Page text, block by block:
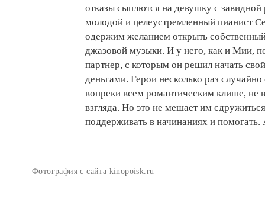
отказы сыплются на девушку с
молодой и целеустремленный пианист
одержим желанием открыть
джазовой музыки. И у него, как и Мии,
партнер, с которым он решил начать
деньгами. Герои несколько раз
вопреки всем романтическим клише, не
взгляда. Но это не мешает им
поддерживать в начинаниях и помогать.
Фотография с сайта kinopoisk.ru